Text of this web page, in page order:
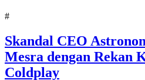
#
Skandal CEO
Mesra dengan Rekan
Coldplay